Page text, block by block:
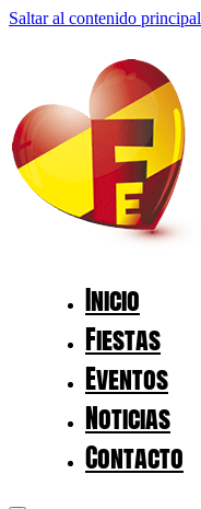
Saltar al contenido principal
Inicio
Fiestas
Eventos
Noticias
Contacto